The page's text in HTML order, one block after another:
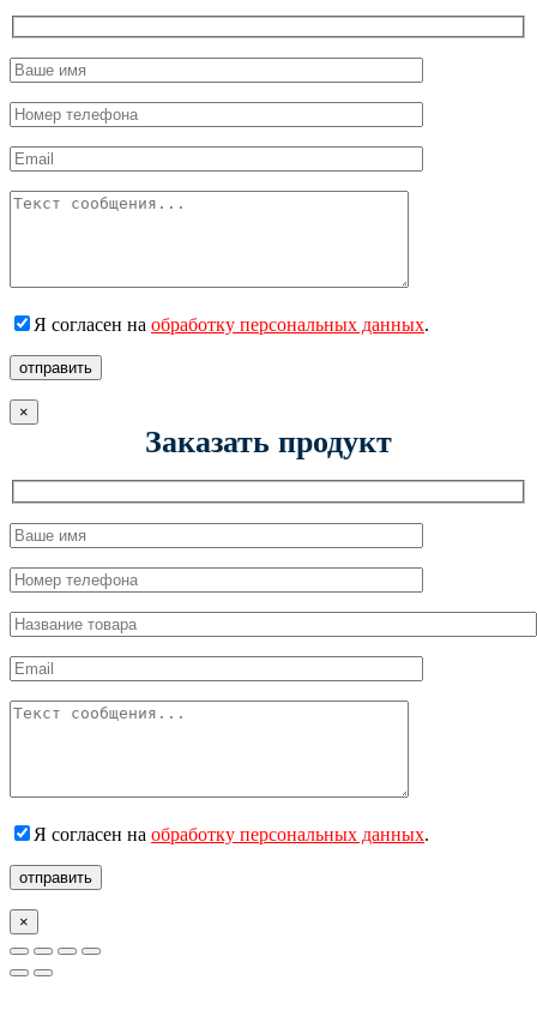
Я согласен на обработку персональных данных.
отправить
×
Заказать продукт
Я согласен на обработку персональных данных.
отправить
×